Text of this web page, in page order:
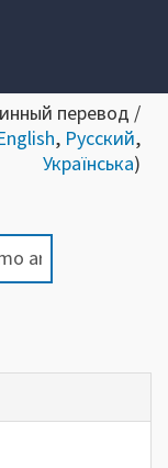
перевод /
, Русский,
Українська)